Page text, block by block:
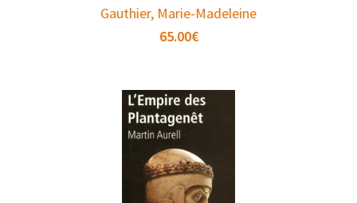
Gauthier, Marie-Madeleine
65.00€